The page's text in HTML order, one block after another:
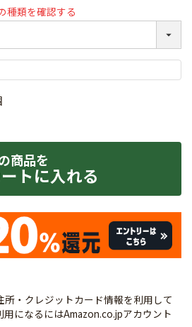
種類を確認する
トに入れる
・クレジットカード情報を利用して
になるにはAmazon.co.jpアカウント